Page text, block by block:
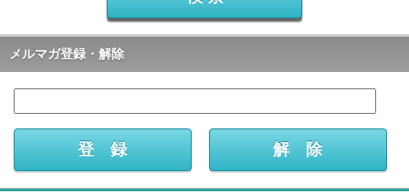
メルマガ登録・解除